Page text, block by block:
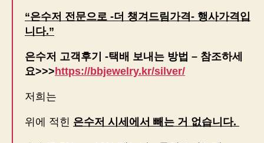
“은수저 전문으로 -더 챙겨드림가격- 행사가격입
니다.”
은수저 고객후기 -택배 보내는 방법 – 참조하세
요>>> https://bbjewelry.kr/silver/
저희는
위에 적힌 은수저 시세에서 빼는 거 없습니다.